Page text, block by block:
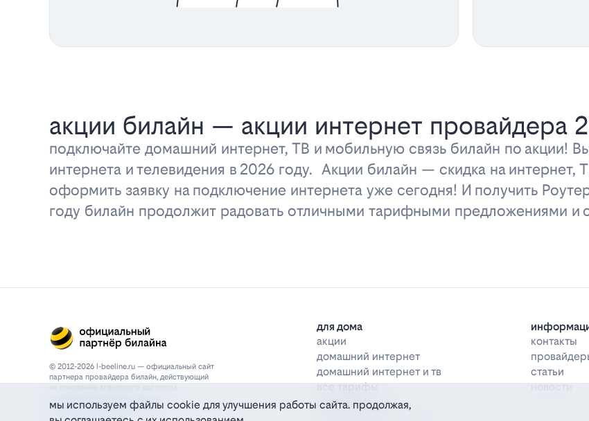
акции билайн — акции интернет провайдера
подключайте домашний интернет, ТВ и мобильную связь билайн по акции!
интернета и телевидения в 2026 году. Акции билайн — скидка на
оформить заявку на подключение интернета уже сегодня! И получить
году билайн продолжит радовать отличными тарифными предложениями и
© 2012-2026 l-beeline.ru — официальный сайт
партнера провайдера билайн, действующий
политика конфиденциальности
политика cookie
для дома
акции
домашний интернет
домашний интернет и тв
все тарифы
оборудование
контакты
статьи
новости
мы используем файлы cookie для улучшения работы сайта. продолжая,